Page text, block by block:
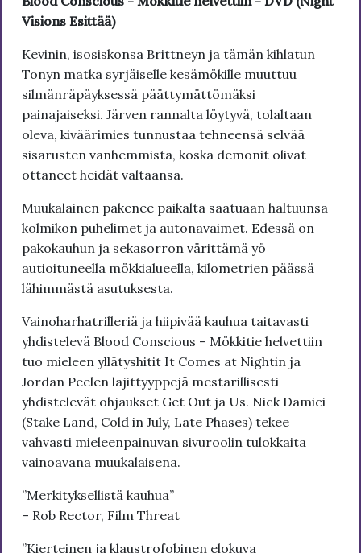
Visions Esittää)
Kevinin, isosiskonsa Brittneyn ja tämän kihlatun
Tonyn matka syrjäiselle kesämökille muuttuu
silmänräpäyksessä päättymättömäksi
painajaiseksi. Järven rannalta löytyvä, tolaltaan
oleva, kiväärimies tunnustaa tehneensä selvää
sisarusten vanhemmista, koska demonit olivat
ottaneet heidät valtaansa.
Muukalainen pakenee paikalta saatuaan haltuunsa
kolmikon puhelimet ja autonavaimet. Edessä on
pakokauhun ja sekasorron värittämä yö
autioituneella mökkialueella, kilometrien päässä
lähimmästä asutuksesta.
Vainoharhatrilleriä ja hiipivää kauhua taitavasti
yhdistelevä Blood Conscious – Mökkitie helvettiin
tuo mieleen yllätyshitit It Comes at Nightin ja
Jordan Peelen lajittyyppejä mestarillisesti
yhdistelevät ohjaukset Get Out ja Us. Nick Damici
(Stake Land, Cold in July, Late Phases) tekee
vahvasti mieleenpainuvan sivuroolin tulokkaita
vainoavana muukalaisena.
”Merkityksellistä kauhua”
– Rob Rector, Film Threat
”Kierteinen ja klaustrofobinen elokuva